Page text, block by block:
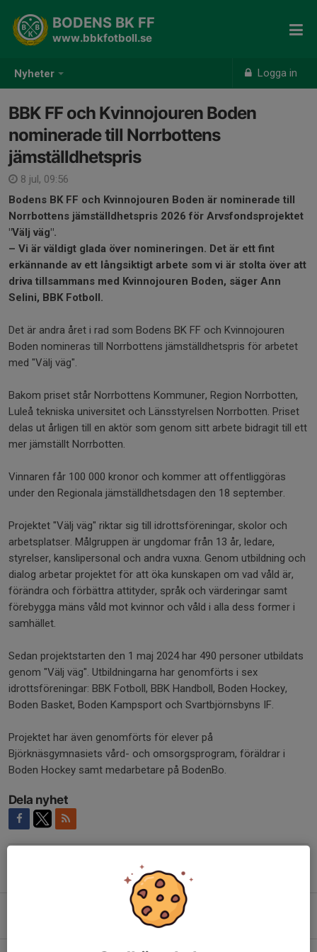
Nyheter Logga in
BODENS BK FF
www.bbkfotboll.se
BBK FF och Kvinnojouren Boden
nominerade till Norrbottens
jämställdhetspris
8 jul, 09:56
Bodens BK FF och Kvinnojouren Boden är nominerade till
Norrbottens jämställdhetspris 2026 för Arvsfondsprojektet
"Välj väg".
– Vi är väldigt glada över nomineringen. Det är ett fint
erkännande av ett långsiktigt arbete som vi är stolta över att
driva tillsammans med Kvinnojouren Boden, säger Ann
Selini, BBK Fotboll.
Det är andra året i rad som Bodens BK FF och Kvinnojouren
Boden nomineras till Norrbottens jämställdhetspris för arbetet
med "Välj väg".
Bakom priset står Norrbottens Kommuner, Region Norrbotten,
Luleå tekniska universitet och Länsstyrelsen Norrbotten. Priset
delas ut årligen till en aktör som genom sitt arbete bidragit till ett
mer jämställt Norrbotten.
Vinnaren får 100 000 kronor och kommer att offentliggöras
under den Regionala jämställdhetsdagen den 18 september.
Projektet "Välj väg" riktar sig till idrottsföreningar, skolor och
arbetsplatser. Målgruppen är ungdomar från 13 år, ledare,
styrelser, kanslipersonal och andra vuxna. Genom utbildning och
dialog arbetar projektet för att öka kunskapen om vad våld är,
förändra och förbättra attityder, språk och värderingar samt
förebygga mäns våld mot kvinnor och våld i alla dess former i
samhället.
Sedan projektstarten den 1 maj 2024 har 490 personer utbildats
genom "Välj väg". Utbildningarna har genomförts i sex
idrottsföreningar: BBK Fotboll, BBK Handboll, Boden Hockey,
Boden Basket, Boden Kampsport och Svartbjörnsbyns IF.
Projektet har även genomförts för elever på
Björknäsgymnasiets vård- och omsorgsprogram, föräldrar i
Boden Hockey samt medarbetare på BodenBo.
Dela nyhet
REBAB fortsätter som samarbetspartner